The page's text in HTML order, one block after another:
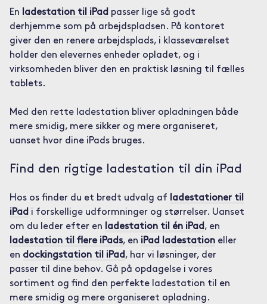
En ladestation til iPad passer lige så godt
derhjemme som på arbejdspladsen. På kontoret
giver den en renere arbejdsplads, i klasseværelset
holder den elevernes enheder opladet, og i
virksomheden bliver den en praktisk løsning til fælles
tablets.
Med den rette ladestation bliver opladningen både
mere smidig, mere sikker og mere organiseret,
uanset hvor dine iPads bruges.
Find den rigtige ladestation til din iPad
Hos os finder du et bredt udvalg af
ladestationer til
iPad i forskellige udformninger og størrelser. Uanset
om du leder efter en
ladestation til én iPad , en
ladestation til flere iPads, en iPad ladestationeller
en dockingstation til iPad , har vi løsninger, der
passer til dine behov. Gå på opdagelse i vores
sortiment og find den perfekte ladestation til en
mere smidig og mere organiseret opladning.